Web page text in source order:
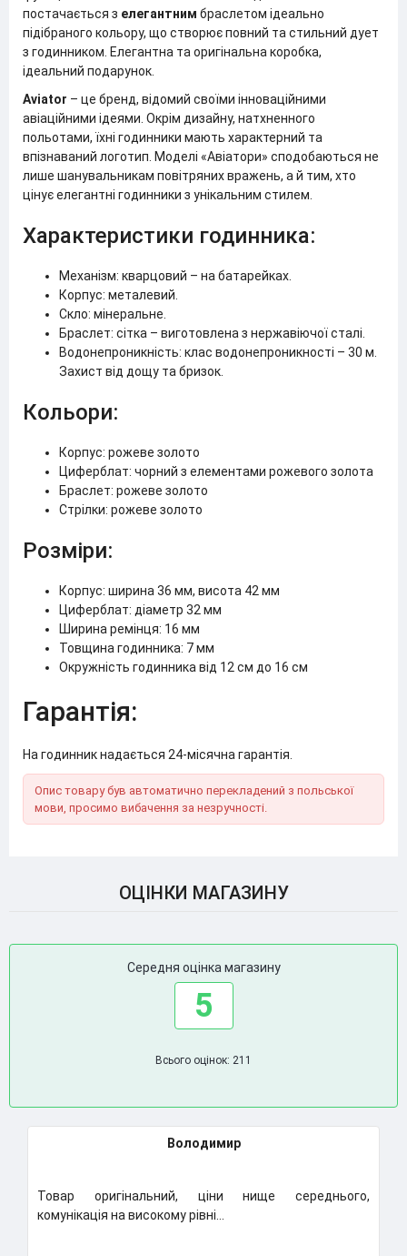
постачається з елегантним браслетом ідеально
підібраного кольору, що створює повний та стильний дует
з годинником. Елегантна та оригінальна коробка,
ідеальний подарунок.
Aviator – це бренд, відомий своїми інноваційними
авіаційними ідеями. Окрім дизайну, натхненного
польотами, їхні годинники мають характерний та
впізнаваний логотип. Моделі «Авіатори» сподобаються не
лише шанувальникам повітряних вражень, а й тим, хто
цінує елегантні годинники з унікальним стилем.
Характеристики годинника:
Механізм: кварцовий – на батарейках.
Корпус: металевий.
Скло: мінеральне.
Браслет: сітка – виготовлена з нержавіючої сталі.
Водонепроникність: клас водонепроникності – 30 м.
Захист від дощу та бризок.
Кольори:
Корпус: рожеве золото
Циферблат: чорний з елементами рожевого золота
Браслет: рожеве золото
Стрілки: рожеве золото
Розміри:
Корпус: ширина 36 мм, висота 42 мм
Циферблат: діаметр 32 мм
Ширина ремінця: 16 мм
Товщина годинника: 7 мм
Окружність годинника від 12 см до 16 см
Гарантія:
На годинник надається 24-місячна гарантія.
Опис товару був автоматично перекладений з польської
мови, просимо вибачення за незручності.
ОЦІНКИ МАГАЗИНУ
Середня оцінка магазину
5
Всього оцінок: 211
Володимир
Товар оригінальний, ціни нище середнього,
комунікація на високому рівні...